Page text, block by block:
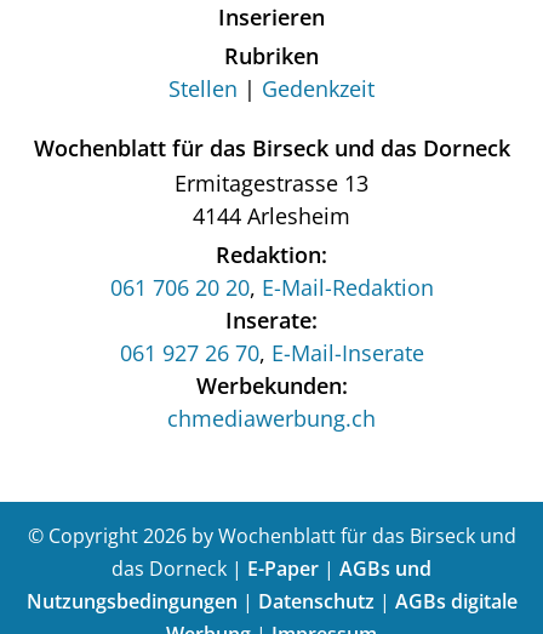
Inserieren
Rubriken
Stellen
Gedenkzeit
Wochenblatt für das Birseck und das Dorneck
Ermitagestrasse 13
4144 Arlesheim
Redaktion:
061 706 20 20, E-Mail-Redaktion
Inserate:
061 927 26 70, E-Mail-Inserate
Werbekunden:
chmediawerbung.ch
© Copyright 2026 by Wochenblatt für das Birseck und
das Dorneck | E-Paper | AGBs und
Nutzungsbedingungen | Datenschutz| AGBs digitale